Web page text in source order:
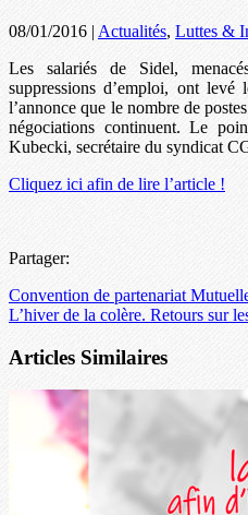
08/01/2016 | Actualités, Luttes &
Les salariés de Sidel,
suppressions d’emploi, ont
l’annonce que le nombre de
négociations continuent. Le
Kubecki, secrétaire du syndicat
Cliquez ici afin de lire l’article !
Partager:
Convention de partenariat
L’hiver de la colère. Retours sur
Articles Similaires